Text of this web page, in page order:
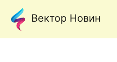
Вектор Новин